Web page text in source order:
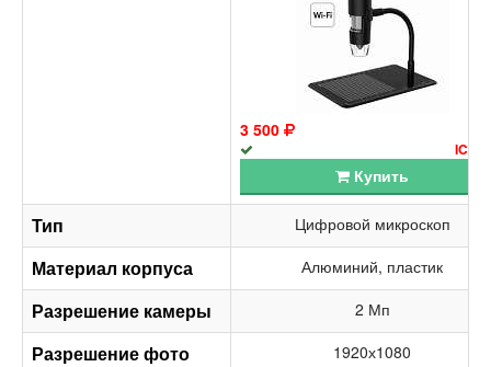
3 500
IC-
Купить
Тип Цифровой микроскоп
Материал корпуса Алюминий, пластик
Разрешение камеры 2 Мп
Разрешение фото 1920х1080